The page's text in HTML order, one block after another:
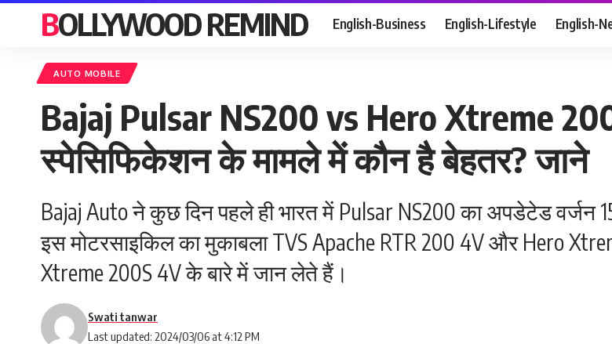
BOLLYWOOD REMIND English-Business English-Lifestyle English-
AUTO MOBILE
Bajaj Pulsar NS200 vs Hero Xtreme
स्पेसिफिकेशन के मामले में कौन है बेहतर? जाने
Bajaj Auto ने कुछ दिन पहले ही भारत में Pulsar NS200 का अपडेटेड वर्जन
इस मोटरसाइकिल का मुकाबला TVS Apache RTR 200 4V और Hero
Xtreme 200S 4V के बारे में जान लेते हैं।
Last updated: 2024/03/06 at 4:12 PM
Swati tanwar